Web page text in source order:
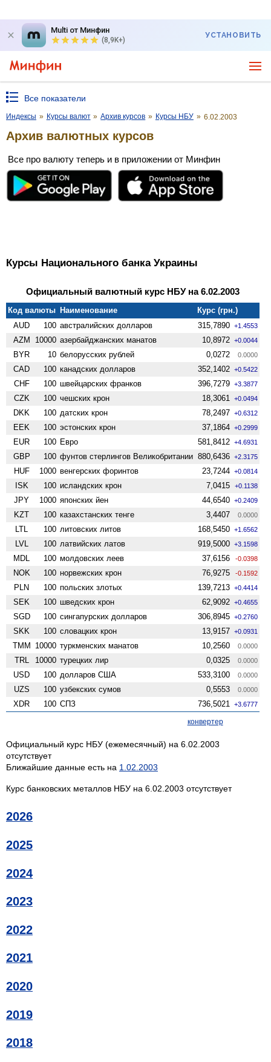
Multi от Минфин
(8,9K+)
УСТАНОВИТЬ
Все показатели
Индексы » Курсы валют » Архив курсов » Курсы НБУ » 6.02.2003
Архив валютных курсов
Все про валюту теперь и в приложении от Минфин
Курсы Национального банка Украины
Официальный валютный курс НБУ на 6.02.2003
Код валюты Наименование
Курс (грн.)
AUD
100 австралийских долларов 315,7890 +1.4553
AZM 10000 азербайджанских манатов 10,8972 +0.0044
BYR 10 белорусских рублей 0,0272 0.0000
CAD 100 канадских долларов 352,1402 +0.5422
CHF 100 швейцарских франков 396,7279 +3.3877
CZK 100 чешских крон 18,3061 +0.0494
DKK 100 датских крон 78,2497 +0.6312
EEK 100 эстонских крон 37,1864 +0.2999
EUR 100 Евро 581,8412 +4.6931
GBP 100 фунтов стерлингов Велико­британии 880,6436 +2.3175
HUF 1000 венгерских форинтов 23,7244 +0.0814
ISK 100 исландских крон 7,0415 +0.1138
JPY 1000 японских йен 44,6540 +0.2409
KZT 100 казахстанских тенге 3,4407 0.0000
LTL 100 литовских литов 168,5450 +1.6562
LVL 100 латвийских латов 919,5000 +3.1598
MDL 100 молдовских леев 37,6156 -0.0398
NOK 100 норвежских крон 76,9275 -0.1592
PLN 100 польских злотых 139,7213 +0.4414
SEK 100 шведских крон 62,9092 +0.4655
SGD 100 сингапурских долларов 306,8945 +0.2760
SKK 100 словацких крон 13,9157 +0.0931
TMM 10000 туркменских манатов 10,2560 0.0000
TRL 10000 турецких лир 0,0325 0.0000
USD 100 долларов США 533,3100 0.0000
UZS 100 узбекских сумов 0,5553 0.0000
XDR 100 СПЗ 736,5021 +3.6777
конвертер
Официальный курс НБУ (ежемесячный) на 6.02.2003
отсутствует
Ближайшие данные есть на 1.02.2003
Курс банковских металлов НБУ на 6.02.2003 отсутствует
2026
2025
2024
2023
2022
2021
2020
2019
2018